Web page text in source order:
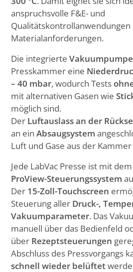
anspruchsvolle F&E- und
Materialanforderungen.
Die integrierteVakuumpumpe
Presskammer eine
– 40 mbar, wodurch Tests
mit alternativen Gasen wie
möglich sind.
Der Luftauslass an der
an einAbsaugsystem
Luft und Gase aus der
Jede LabVac Presse ist mit
ProView-Steuerungssystem
Der 15-Zoll-Touchscreen
Steuerung aller Druck-,
Vakuumparameter. Das
manuell über das Bedienfeld
über Rezeptsteuerungen
Abschluss des Pressvorgangs
schnell wieder belüftet